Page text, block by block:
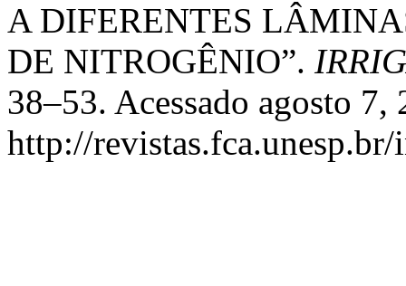
A DIFERENTES
DE NITROGÊNIO”.
38–53. Acessado agosto 7,
http://